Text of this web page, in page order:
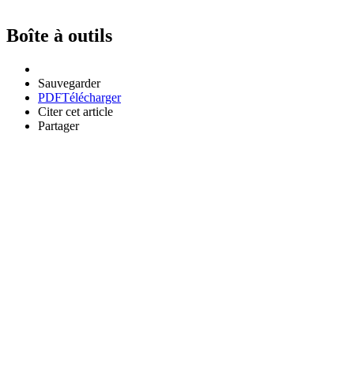
Boîte à outils
Sauvegarder
PDFTélécharger
Citer cet article
Partager